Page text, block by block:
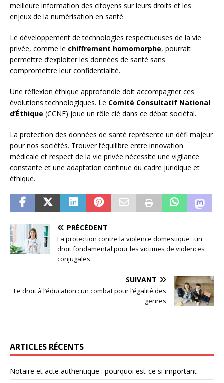
meilleure information des citoyens sur leurs droits et les
enjeux de la numérisation en santé.
Le développement de technologies respectueuses de la vie
privée, comme le chiffrement homomorphe, pourrait
permettre d’exploiter les données de santé sans
compromettre leur confidentialité.
Une réflexion éthique approfondie doit accompagner ces
évolutions technologiques. Le Comité Consultatif National
d’Éthique (CCNE) joue un rôle clé dans ce débat sociétal.
La protection des données de santé représente un défi majeur
pour nos sociétés. Trouver l’équilibre entre innovation
médicale et respect de la vie privée nécessite une vigilance
constante et une adaptation continue du cadre juridique et
éthique.
PRÉCÉDENT
La protection contre la violence domestique : un
droit fondamental pour les victimes de violences
conjugales
SUIVANT
Le droit à l’éducation : un combat pour l’égalité des
genres
ARTICLES RÉCENTS
Notaire et acte authentique : pourquoi est-ce si important